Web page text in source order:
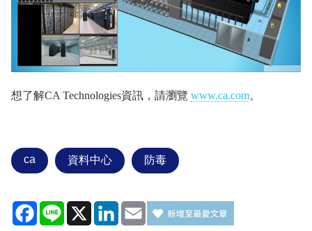
想了解CA Technologies資訊，請瀏覽 www.ca.com。
ca 資料中心 防毒
Facebook
Line X LinkedIn
Email